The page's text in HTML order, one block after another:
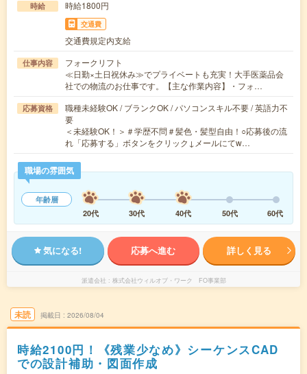
時給 時給1800円
交通費
交通費規定内支給
仕事内容
フォークリフト
≪日勤×土日祝休み≫でプライベートも充実！大手医薬品会
社での物流のお仕事です。【主な作業内容】・フォ…
応募資格
職種未経験OK / ブランクOK / パソコンスキル不要 / 英語力不
要
＜未経験OK！＞＃学歴不問＃髪色・髪型自由！○応募後の流
れ「応募する」ボタンをクリック↓メールにてw…
職場の雰囲気
年齢層
20代
30代 40代 50代 60代
気になる! 応募へ進む 詳しく見る
派遣会社 株式会社ウィルオブ・ワーク FO事業部
未読 掲載日 2026/08/04
時給2100円！《残業少なめ》シーケンスCAD
での設計補助・図面作成